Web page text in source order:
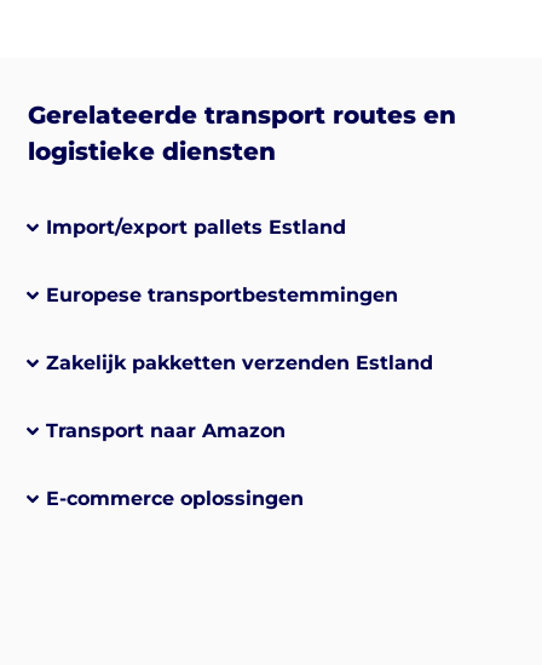
Gerelateerde transport routes en
logistieke diensten
Import/export pallets Estland
Europese transportbestemmingen
Zakelijk pakketten verzenden Estland
Transport naar Amazon
E-commerce oplossingen